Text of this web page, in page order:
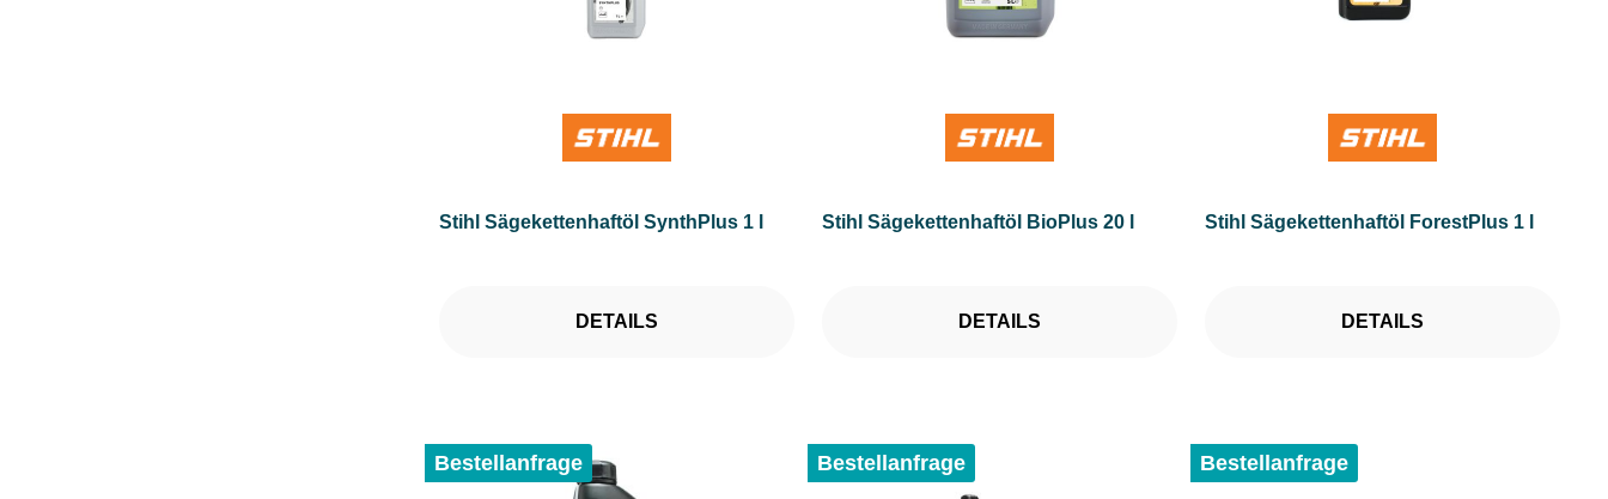
Stihl Sägekettenhaftöl SynthPlus 1 l
DETAILS
Stihl Sägekettenhaftöl BioPlus 20 l
DETAILS
Stihl Sägekettenhaftöl ForestPlus 1 l
DETAILS
Bestellanfrage Bestellanfrage Bestellanfrage